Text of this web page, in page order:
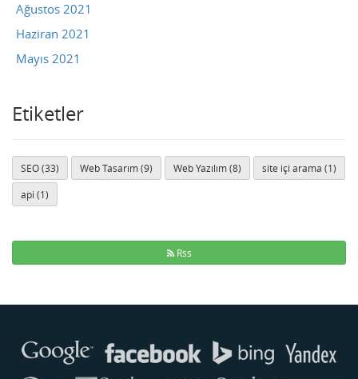
Ağustos 2021
Haziran 2021
Mayıs 2021
Etiketler
SEO (33) Web Tasarım (9) Web Yazılım (8) site içi arama (1)
api (1)
Rss
Genellikle anında yanıt verir